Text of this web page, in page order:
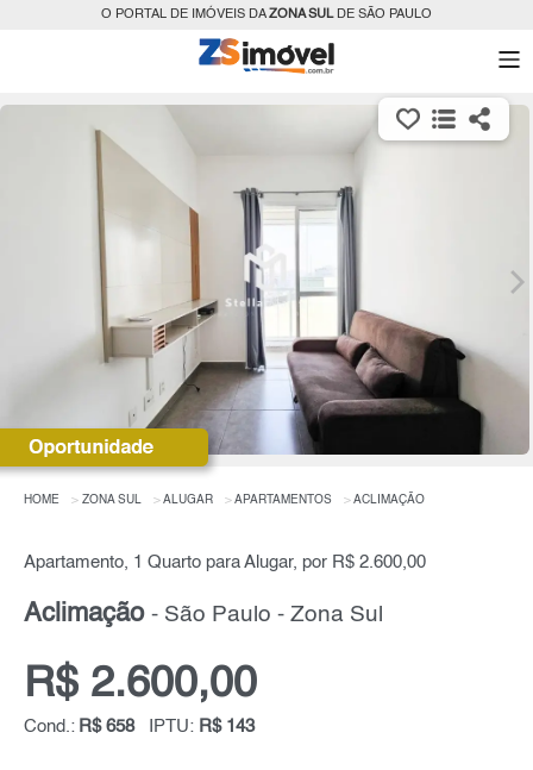
O PORTAL DE IMÓVEIS DAZONA SULDE SÃO PAULO
HOME ZONA SUL ALUGAR APARTAMENTOS ACLIMAÇÃO
Apartamento, 1 Quarto para Alugar, por R$ 2.600,00
Aclimação - São Paulo - Zona Sul
R$ 2.600,00
Cond.: R$ 658 IPTU: R$ 143